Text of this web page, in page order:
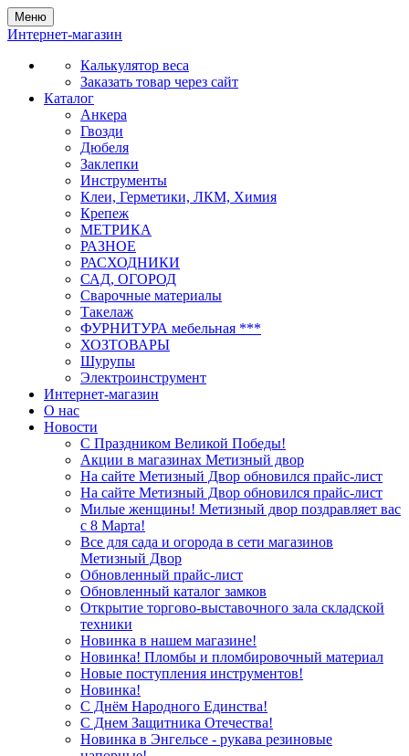
Меню
Интернет-магазин
Калькулятор веса
Заказать товар через сайт
Каталог
Анкера
Гвозди
Дюбеля
Заклепки
Инструменты
Клеи, Герметики, ЛКМ, Химия
Крепеж
МЕТРИКА
РАЗНОЕ
РАСХОДНИКИ
САД, ОГОРОД
Сварочные материалы
Такелаж
ФУРНИТУРА мебельная ***
ХОЗТОВАРЫ
Шурупы
Электроинструмент
Интернет-магазин
О нас
Новости
С Праздником Великой Победы!
Акции в магазинах Метизный двор
На сайте Метизный Двор обновился прайс-лист
На сайте Метизный Двор обновился прайс-лист
Милые женщины! Метизный двор поздравляет вас
с 8 Марта!
Все для сада и огорода в сети магазинов
Метизный Двор
Обновленный прайс-лист
Обновленный каталог замков
Открытие торгово-выставочного зала складской
техники
Новинка в нашем магазине!
Новинка! Пломбы и пломбировочный материал
Новые поступления инструментов!
Новинка!
С Днём Народного Единства!
С Днем Защитника Отечества!
Новинка в Энгельсе - рукава резиновые